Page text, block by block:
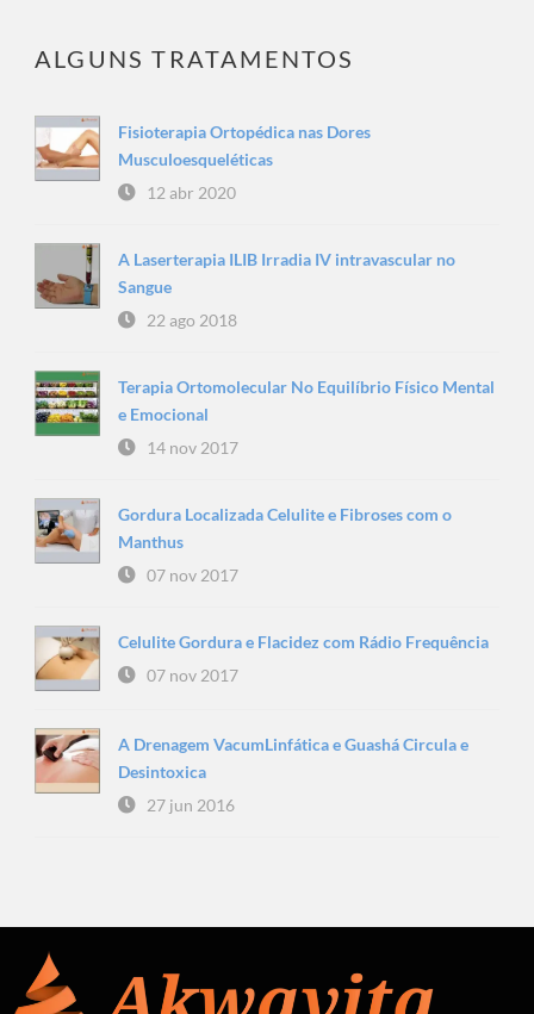
ALGUNS TRATAMENTOS
Fisioterapia Ortopédica nas Dores
Musculoesqueléticas
12 abr 2020
A Laserterapia ILIB Irradia IV intravascular no
Sangue
22 ago 2018
Terapia Ortomolecular No Equilíbrio Físico Mental
e Emocional
14 nov 2017
Gordura Localizada Celulite e Fibroses com o
Manthus
07 nov 2017
Celulite Gordura e Flacidez com Rádio Frequência
07 nov 2017
A Drenagem VacumLinfática e Guashá Circula e
Desintoxica
27 jun 2016